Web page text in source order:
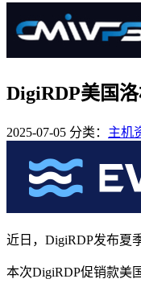
DigiRDP美国
2025-07-05 分类： 主机
近日，DigiRDP发布夏
本次DigiRDP促销款美